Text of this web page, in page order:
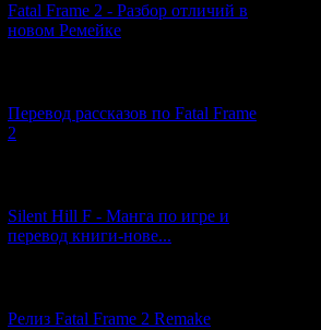
Fatal Frame 2 - Разбор отличий в
новом Ремейке
Перевод рассказов по Fatal Frame
2
Silent Hill F - Манга по игре и
перевод книги-нове...
Релиз Fatal Frame 2 Remake